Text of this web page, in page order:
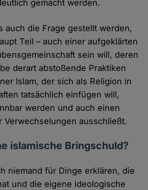
gemacht werden.
auch die Frage gestellt werden,
Teil – auch einer aufgeklärten
sein will, deren
derart abstoßende Praktiken
Islam, der sich als Religion in
tatsächlich einfügen will,
werden und auch einen
Verwechselungen ausschließt.
islamische Bringschuld?
niemand für Dinge erklären, die
und die eigene ideologische